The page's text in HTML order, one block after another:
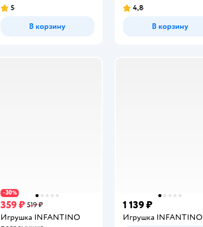
Рейтинг:
5
В корзину
Рейтинг:
4,8
В корзину
−30%
359 ₽ 519 ₽
Игрушка INFANTINO
1 139 ₽
Игрушка INFANTINO